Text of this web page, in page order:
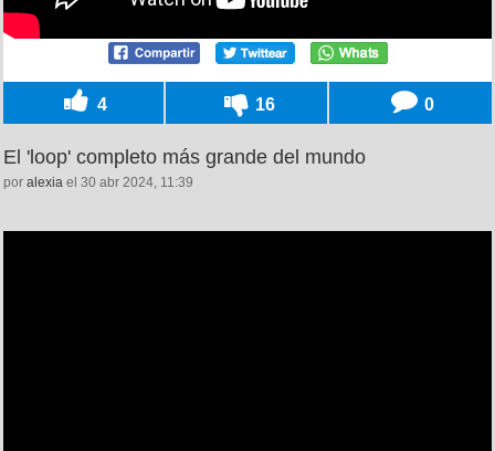
4 16 0
El 'loop' completo más grande del mundo
por alexia el 30 abr 2024, 11:39